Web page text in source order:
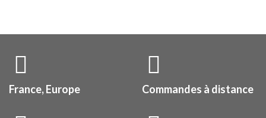
France, Europe Commandes à distance